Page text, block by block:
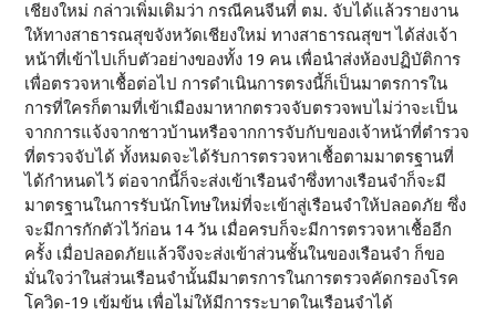
เชียงใหม่ กล่าวเพิ่มเติมว่า กรณีคนจีนที่ ตม. จับได้แล้วรายงาน
ให้ทางสาธารณสุขจังหวัดเชียงใหม่ ทางสาธารณสุขฯ ได้ส่งเจ้า
หน้าที่เข้าไปเก็บตัวอย่างของทั้ง 19 คน เพื่อนำส่งห้องปฏิบัติการ
เพื่อตรวจหาเชื้อต่อไป การดำเนินการตรงนี้ก็เป็นมาตรการใน
การที่ใครก็ตามที่เข้าเมืองมาหากตรวจจับตรวจพบไม่ว่าจะเป็น
จากการแจ้งจากชาวบ้านหรือจากการจับกับของเจ้าหน้าที่ตำรวจ
ที่ตรวจจับได้ ทั้งหมดจะได้รับการตรวจหาเชื้อตามมาตรฐานที่
ได้กำหนดไว้ ต่อจากนี้ก็จะส่งเข้าเรือนจำซึ่งทางเรือนจำก็จะมี
มาตรฐานในการรับนักโทษใหม่ที่จะเข้าสู่เรือนจำให้ปลอดภัย ซึ่ง
จะมีการกักตัวไว้ก่อน 14 วัน เมื่อครบก็จะมีการตรวจหาเชื้ออีก
ครั้ง เมื่อปลอดภัยแล้วจึงจะส่งเข้าส่วนชั้นในของเรือนจำ ก็ขอ
มั่นใจว่าในส่วนเรือนจำนั้นมีมาตรการในการตรวจคัดกรองโรค
โควิด-19 เข้มข้น เพื่อไม่ให้มีการระบาดในเรือนจำได้